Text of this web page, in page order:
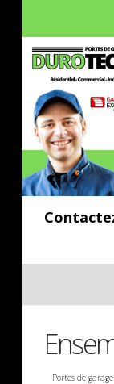
Portes de